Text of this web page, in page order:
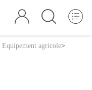
Equipement agricole>